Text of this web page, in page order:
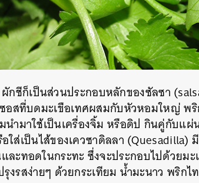
ผักชีก็เป็นส่วนประกอบหลักของซัลซา
อสที่บดมะเขือเทศผสมกับหัวหอมใหญ่พ
นำมาใช้เป็นเครื่องจิ้ม หรือดิป กินคู่กับแ
ใส่เป็นไส้ของเควซาดิลลา (Quesadilla)
ะทอดในกระทะ ซึ่งจะประกอบไปด้วยมะ
รุงรสง่ายๆ ด้วยกระเทียม น้ำมะนาว พริกไ